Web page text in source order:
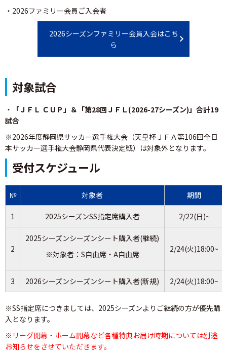
・2026ファミリー会員ご入会者
2026シーズンファミリー会員入会はこち
ら
対象試合
・
「ＪＦＬ ＣＵＰ」＆「第28回ＪＦＬ(2026-27シーズン)」合計19
試合
※2026年度静岡県サッカー選手権大会（天皇杯ＪＦＡ第106回全日
本サッカー選手権大会静岡県代表決定戦）は対象外となります。
受付スケジュール
№ 対象者 期間
1 2025シーズンSS指定席購入者 2/22(日)~
2
2025シーズンシーズンシート購入者(継続)
※対象者：S自由席・A自由席
2/24(火)18:00~
3 2026シーズンシーズンシート購入者(新規) 2/24(火)18:00~
※SS指定席につきましては、2025シーズンよりご継続の方が優先購
入となります。
※リーグ開幕・ホーム開幕など各種特典お届け時期については別途
お知らせをさせていただきます。